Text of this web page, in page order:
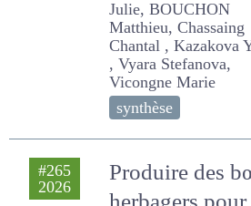
Dumont Bertrand,
Julie, BOUCHON
Chassaing Chantal ,
Kazakova Yanka ,
Stefanova, Vicongne
synthèse
#265
2026
Produire des